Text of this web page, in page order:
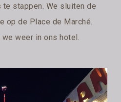
stappen. We sluiten de
op de Place de Marché.
weer in ons hotel.